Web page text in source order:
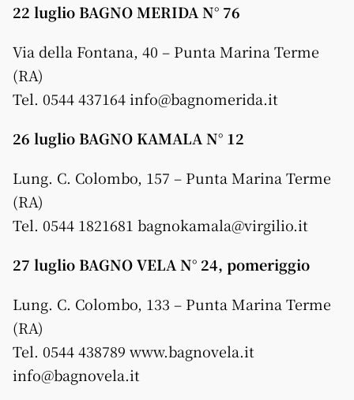
22 luglio BAGNO MERIDA N° 76
Via della Fontana, 40 – Punta Marina Terme
(RA)
Tel. 0544 437164 info@bagnomerida.it
26 luglio BAGNO KAMALA N° 12
Lung. C. Colombo, 157 – Punta Marina Terme
(RA)
Tel. 0544 1821681 bagnokamala@virgilio.it
27 luglio BAGNO VELA N° 24, pomeriggio
Lung. C. Colombo, 133 – Punta Marina Terme
(RA)
Tel. 0544 438789 www.bagnovela.it
info@bagnovela.it